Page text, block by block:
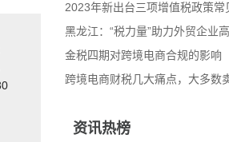
2023年新出台三项增值税政策常
黑龙江：“税力量”助力外贸企业
金税四期对跨境电商合规的影响
资讯热榜